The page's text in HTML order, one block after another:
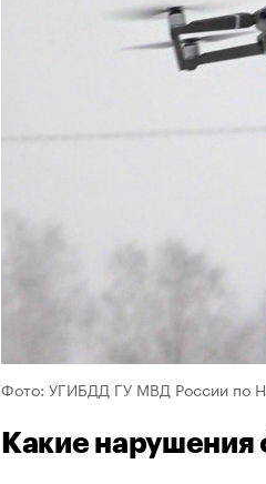
Фото: УГИБДД ГУ МВД России по
Какие